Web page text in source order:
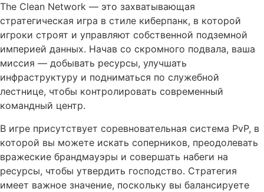
The Clean Network — это захватывающая
стратегическая игра в стиле киберпанк, в которой
игроки строят и управляют собственной подземной
империей данных. Начав со скромного подвала, ваша
миссия — добывать ресурсы, улучшать
инфраструктуру и подниматься по служебной
лестнице, чтобы контролировать современный
командный центр.
В игре присутствует соревновательная система PvP, в
которой вы можете искать соперников, преодолевать
вражеские брандмауэры и совершать набеги на
ресурсы, чтобы утвердить господство. Стратегия
имеет важное значение, поскольку вы балансируете